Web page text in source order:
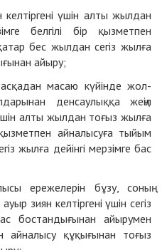
үшін алты жылдан
белгілі бір қызметпен
бес жылдан сегіз жылға
айыру;
масаю күйінде жол-
денсаулыққа жеңіл
алты жылдан тоғыз жылға
қызметпен айналысуға тыйым
жылға дейінгі мерзімге бас
ережелерін бұзу, соның
зиян келтіргені үшін сегіз
бостандығынан айырумен
айналысу құқығынан тоғыз